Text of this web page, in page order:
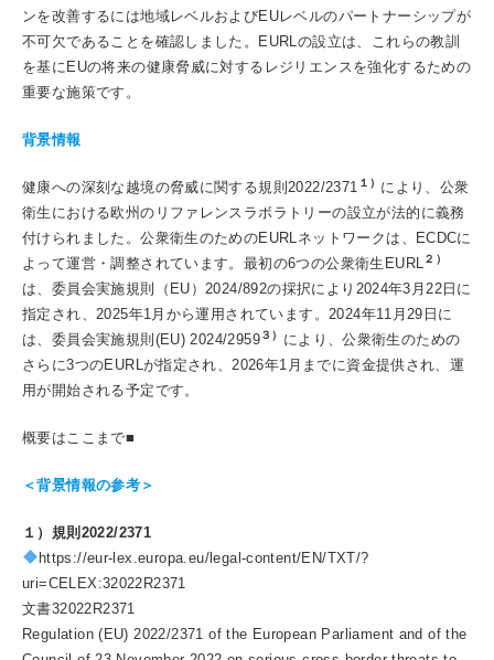
ンを改善するには地域レベルおよびEUレベルのパートナーシップが
不可欠であることを確認しました。EURLの設立は、これらの教訓
を基にEUの将来の健康脅威に対するレジリエンスを強化するための
重要な施策です。
背景情報
健康への深刻な越境の脅威に関する規則2022/2371 １） により、公衆
衛生における欧州のリファレンスラボラトリーの設立が法的に義務
付けられました。公衆衛生のためのEURLネットワークは、ECDCに
よって運営・調整されています。最初の6つの公衆衛生EURL２）
は、委員会実施規則（EU）2024/892の採択により2024年3月22日に
指定され、2025年1月から運用されています。2024年11月29日に
は、委員会実施規則(EU) 2024/2959３）
により、公衆衛生のための
さらに3つのEURLが指定され、2026年1月までに資金提供され、運
用が開始される予定です。
概要はここまで■
＜背景情報の参考＞
１）規則2022/2371
https://eur-lex.europa.eu/legal-content/EN/TXT/?
uri=CELEX:32022R2371
文書32022R2371
Regulation (EU) 2022/2371 of the European Parliament and of the